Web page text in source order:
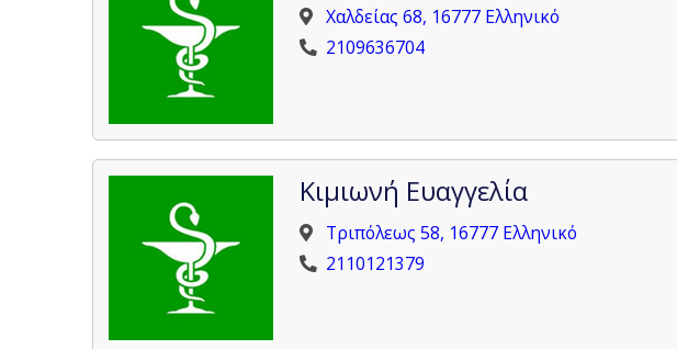
Χαλδείας 68, 16777 Ελληνικό
2109636704
Κιμιωνή Ευαγγελία
Τριπόλεως 58, 16777 Ελληνικό
2110121379